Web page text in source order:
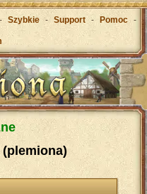
- Szybkie - Support - Pomoc -